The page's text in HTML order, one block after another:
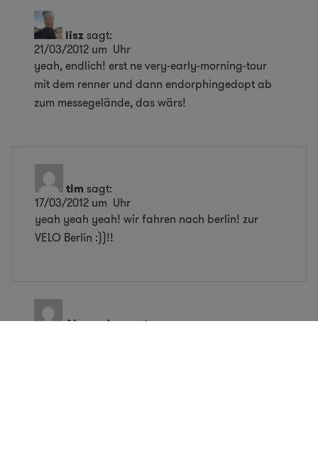
liszsagt:
21/03/2012 um Uhr
yeah, endlich! erst ne very-early-morning-tour
mit dem renner und dann endorphingedopt ab
zum messegelände, das wärs!
tim sagt:
17/03/2012 um Uhr
yeah yeah yeah! wir fahren nach berlin! zur
VELO Berlin :))!!
Alexandrasagt: